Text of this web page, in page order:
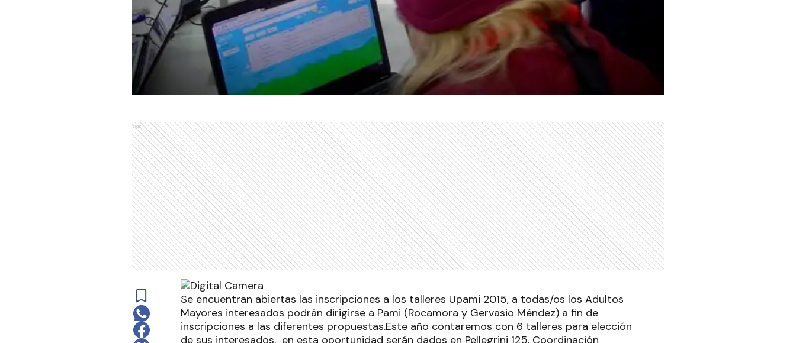
Ads
Se encuentran abiertas las inscripciones a los talleres Upami 2015, a todas/os los Adultos
Mayores interesados podrán dirigirse a Pami (Rocamora y Gervasio Méndez) a fin de
inscripciones a las diferentes propuestas.Este año contaremos con 6 talleres para elección
de sus interesados, en esta oportunidad serán dados en Pellegrini 125, Coordinación